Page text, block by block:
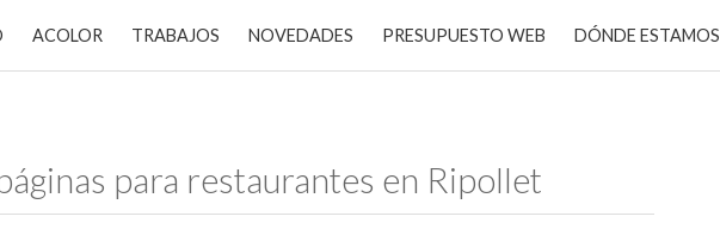
ACOLOR TRABAJOS NOVEDADES PRESUPUESTO WEB DÓNDE ESTAMOS
para restaurantes en Ripollet